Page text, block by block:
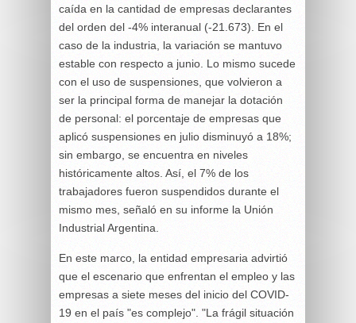
caída en la cantidad de empresas declarantes
del orden del -4% interanual (-21.673). En el
caso de la industria, la variación se mantuvo
estable con respecto a junio. Lo mismo sucede
con el uso de suspensiones, que volvieron a
ser la principal forma de manejar la dotación
de personal: el porcentaje de empresas que
aplicó suspensiones en julio disminuyó a 18%;
sin embargo, se encuentra en niveles
históricamente altos. Así, el 7% de los
trabajadores fueron suspendidos durante el
mismo mes, señaló en su informe la Unión
Industrial Argentina.
En este marco, la entidad empresaria advirtió
que el escenario que enfrentan el empleo y las
empresas a siete meses del inicio del COVID-
19 en el país "es complejo". "La frágil situación